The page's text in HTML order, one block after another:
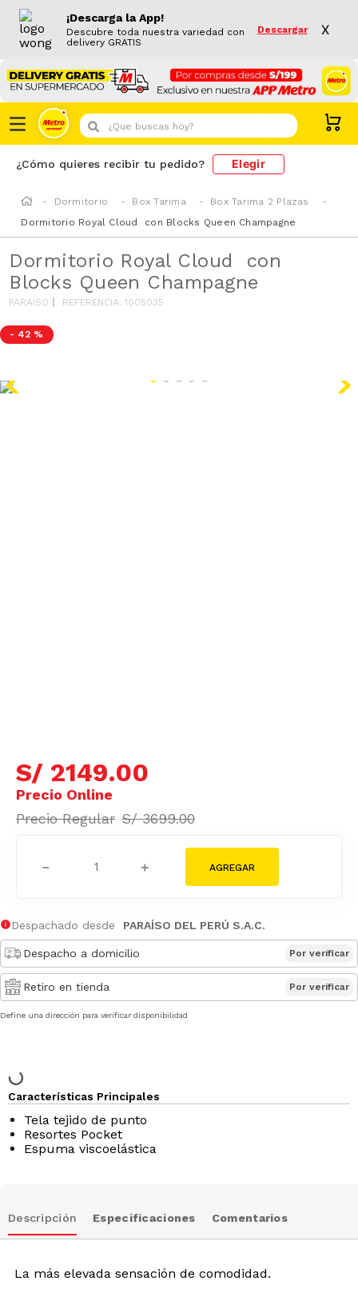
¡Descarga la App!
Descubre toda nuestra variedad con
delivery GRATIS
Descargar X
¿Que buscas hoy?
¿Cómo quieres recibir tu pedido? Elegir
Dormitorio Box Tarima
Box Tarima 2 Plazas
Dormitorio Royal Cloud con Blocks Queen Champagne
Dormitorio Royal Cloud con
Blocks Queen Champagne
PARAISO REFERENCIA:1005035
- 42 %
S/ 2149.00
S/ 3699.00
＋
－
Despachado desde PARAÍSO DEL PERÚ S.A.C.
Despacho a domicilio Por verificar
Retiro en tienda Por verificar
Define una dirección para verificar disponibilidad
Características Principales
Tela tejido de punto
Resortes Pocket
Espuma viscoelástica
Descripción Especificaciones Comentarios
La más elevada sensación de comodidad.